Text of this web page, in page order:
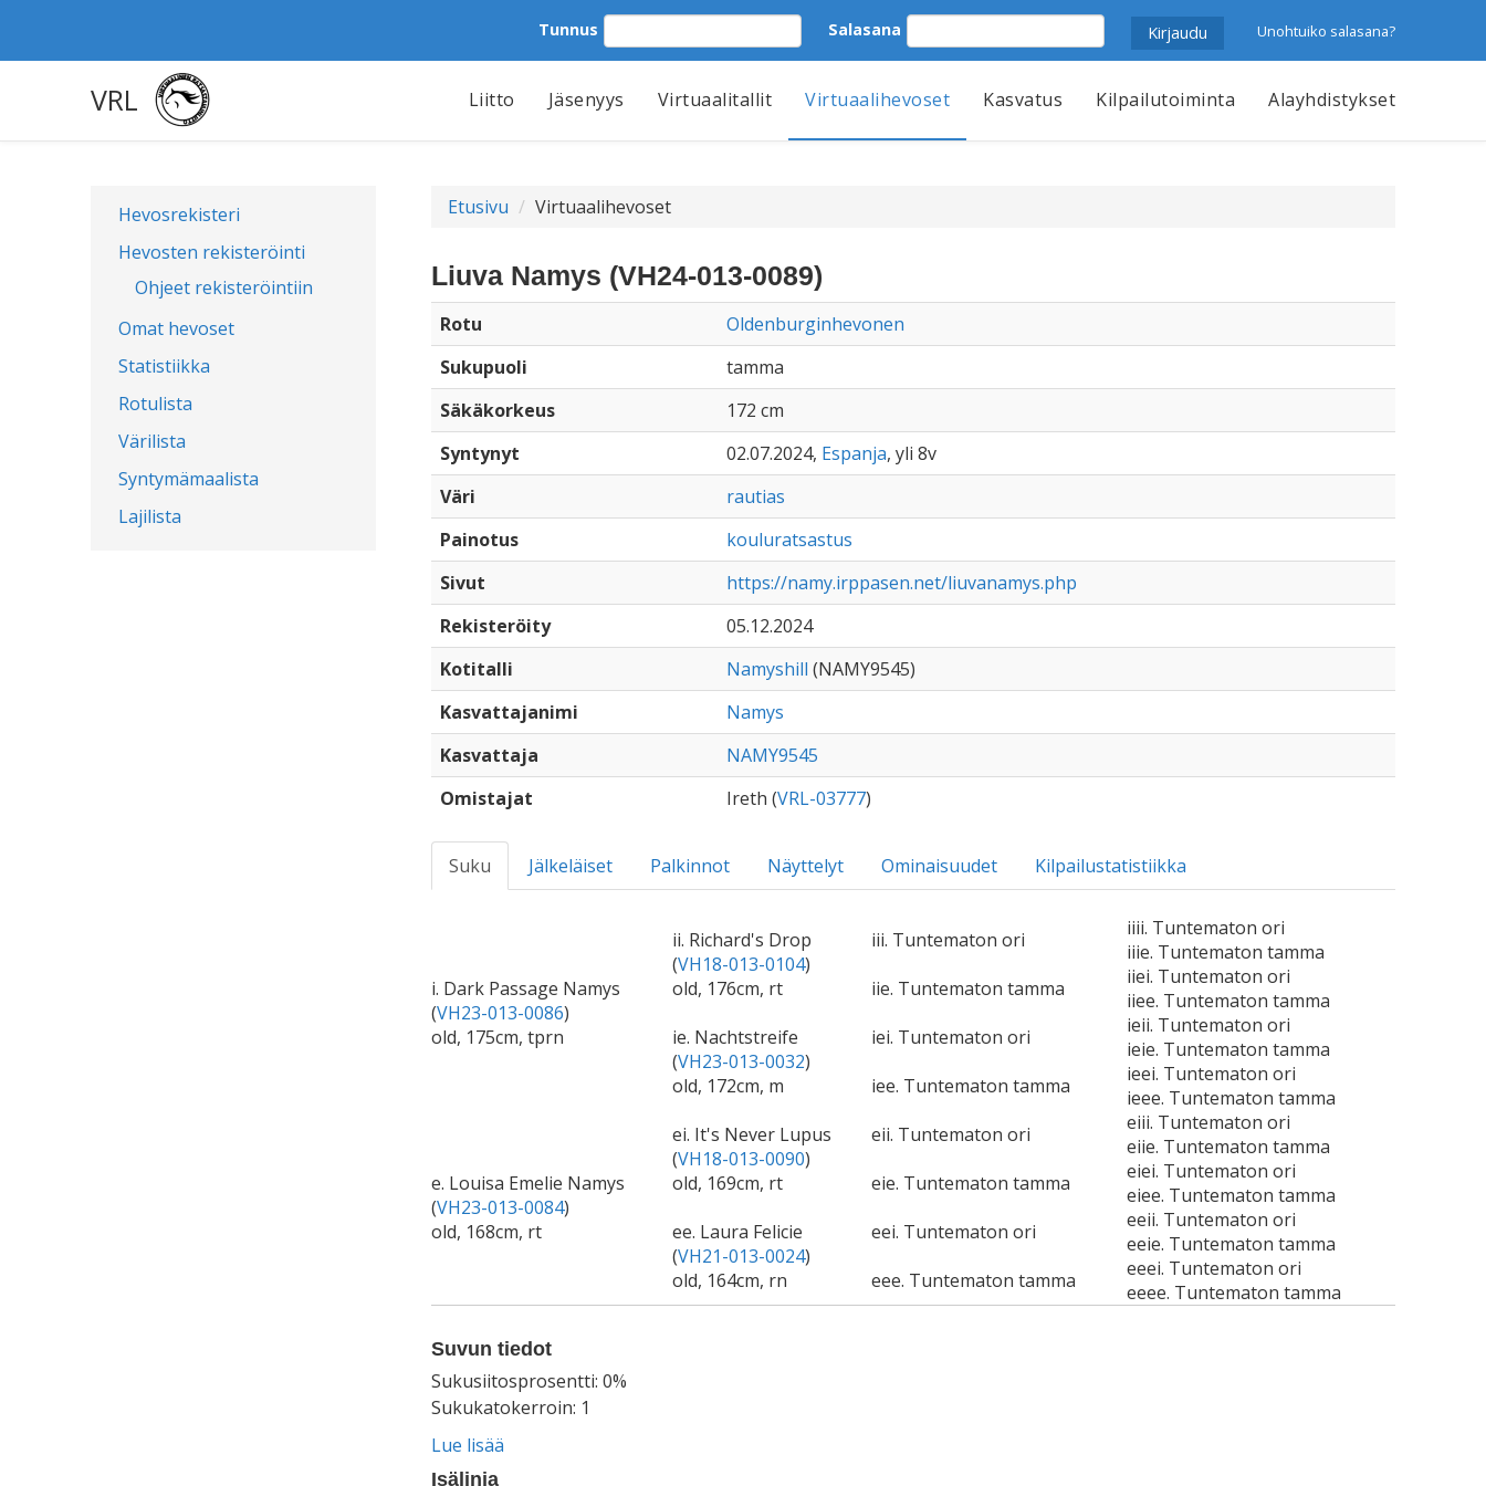
Tunnus Salasana Unohtuiko salasana?
VRL Liitto Jäsenyys Virtuaalitallit Virtuaalihevoset Kasvatus Kilpailutoiminta Alayhdistykset
Hevosrekisteri
Hevosten rekisteröinti
Ohjeet rekisteröintiin
Omat hevoset
Statistiikka
Rotulista
Värilista
Syntymämaalista
Lajilista
Etusivu Virtuaalihevoset
Liuva Namys (VH24-013-0089)
Rotu
Oldenburginhevonen
Sukupuoli
tamma
Säkäkorkeus
172 cm
Syntynyt
02.07.2024, Espanja, yli 8v
Väri
rautias
Painotus
kouluratsastus
Sivut
https://namy.irppasen.net/liuvanamys.php
Rekisteröity
05.12.2024
Kotitalli
Namyshill (NAMY9545)
Kasvattajanimi
Namys
Kasvattaja
NAMY9545
Omistajat
Ireth (VRL-03777)
Suku Jälkeläiset Palkinnot Näyttelyt Ominaisuudet Kilpailustatistiikka
i. Dark Passage Namys
(VH23-013-0086)
old, 175cm, tprn
ii. Richard's Drop
(VH18-013-0104)
old, 176cm, rt
iii. Tuntematon ori
iiii. Tuntematon ori
iiie. Tuntematon tamma
iie. Tuntematon tamma
iiei. Tuntematon ori
iiee. Tuntematon tamma
ie. Nachtstreife
(VH23-013-0032)
old, 172cm, m
iei. Tuntematon ori
ieii. Tuntematon ori
ieie. Tuntematon tamma
iee. Tuntematon tamma
ieei. Tuntematon ori
ieee. Tuntematon tamma
e. Louisa Emelie Namys
(VH23-013-0084)
old, 168cm, rt
ei. It's Never Lupus
(VH18-013-0090)
old, 169cm, rt
eii. Tuntematon ori
eiii. Tuntematon ori
eiie. Tuntematon tamma
eie. Tuntematon tamma
eiei. Tuntematon ori
eiee. Tuntematon tamma
ee. Laura Felicie
(VH21-013-0024)
old, 164cm, rn
eei. Tuntematon ori
eeii. Tuntematon ori
eeie. Tuntematon tamma
eee. Tuntematon tamma
eeei. Tuntematon ori
eeee. Tuntematon tamma
Suvun tiedot
Sukusiitosprosentti: 0%
Sukukatokerroin: 1
Lue lisää
Isälinja